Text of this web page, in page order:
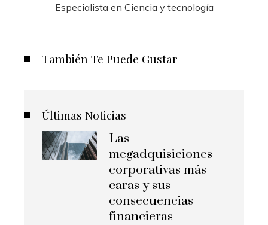
Especialista en Ciencia y tecnología
También Te Puede Gustar
Últimas Noticias
Las
megadquisiciones
corporativas más
caras y sus
consecuencias
financieras